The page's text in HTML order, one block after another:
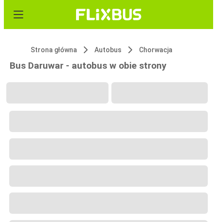
Strona główna Autobus Chorwacja
Bus Daruwar - autobus w obie strony